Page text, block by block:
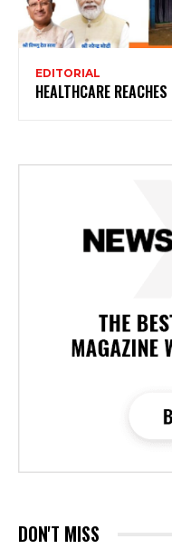
EDITORIAL
HEALTHCARE
DON'T MISS